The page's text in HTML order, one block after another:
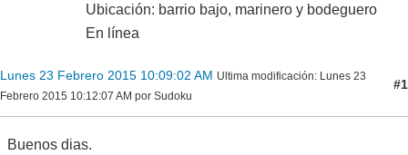
Ubicación: barrio bajo, marinero y bodeguero
En línea
Lunes 23 Febrero 2015 10:09:02 AM Ultima modificación: Lunes 23
Febrero 2015 10:12:07 AM por Sudoku
#1
Buenos dias.